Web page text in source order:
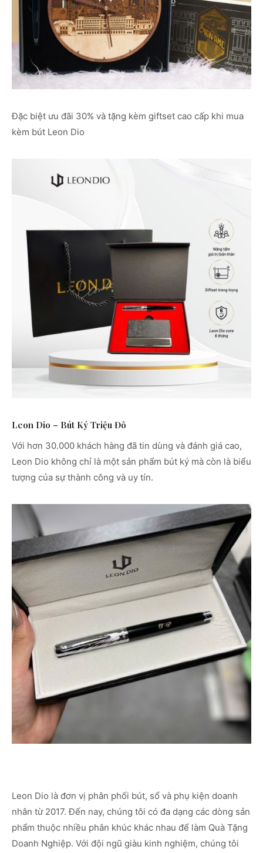
Đặc biệt ưu đãi 30% và tặng kèm giftset cao cấp khi mua
kèm bút Leon Dio
Leon Dio – Bút Ký Triệu Đô
Với hơn 30.000 khách hàng đã tin dùng và đánh giá cao,
Leon Dio không chỉ là một sản phẩm bút ký mà còn là biểu
tượng của sự thành công và uy tín.
Leon Dio là đơn vị phân phối bút, sổ và phụ kiện doanh
nhân từ 2017. Đến nay, chúng tôi có đa dạng các dòng sản
phẩm thuộc nhiều phân khúc khác nhau để làm Quà Tặng
Doanh Nghiệp. Với đội ngũ giàu kinh nghiệm, chúng tôi